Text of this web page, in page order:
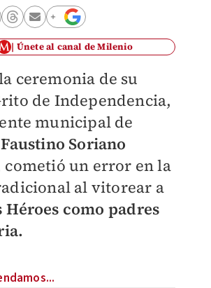
Únete al canal de Milenio
ceremonia de su
de Independencia,
municipal de
Faustino Soriano
cometió un error en la
al vitorear a
Héroes como padres